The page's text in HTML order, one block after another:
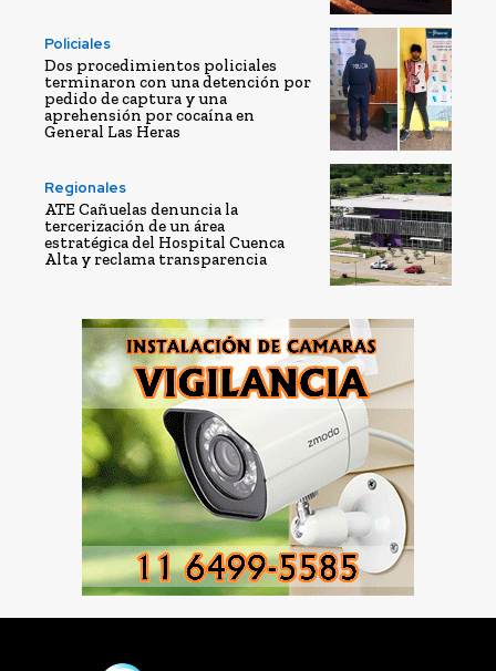
Policiales
Dos procedimientos policiales
terminaron con una detención por
pedido de captura y una
aprehensión por cocaína en
General Las Heras
Regionales
ATE Cañuelas denuncia la
tercerización de un área
estratégica del Hospital Cuenca
Alta y reclama transparencia